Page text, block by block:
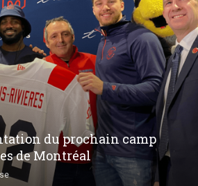
du prochain camp
de Montréal